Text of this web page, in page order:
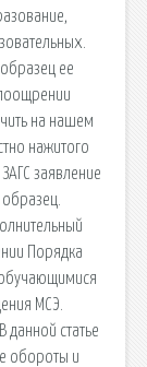
ее
на нашем
нажитого
заявление
Порядка
обучающимися
МСЭ.
данной статье
обороты и